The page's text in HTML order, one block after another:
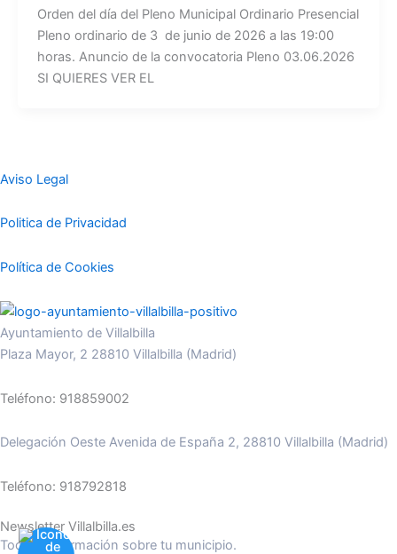
Orden del día del Pleno Municipal Ordinario Presencial
Pleno ordinario de 3 de junio de 2026 a las 19:00
horas. Anuncio de la convocatoria Pleno 03.06.2026
SI QUIERES VER EL
Aviso Legal
Politica de Privacidad
Política de Cookies
Ayuntamiento de Villalbilla
Plaza Mayor, 2 28810 Villalbilla (Madrid)
Teléfono: 918859002
Delegación Oeste Avenida de España 2, 28810 Villalbilla (Madrid)
Teléfono: 918792818
Newsletter Villalbilla.es
Toda la información sobre tu municipio.